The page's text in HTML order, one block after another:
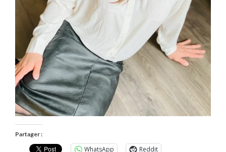
Partager :
WhatsApp
Reddit